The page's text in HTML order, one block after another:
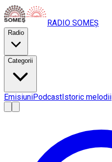
RADIO SOMEȘ
Radio
Categorii
EmisiuniPodcastIstoric melodii
AA